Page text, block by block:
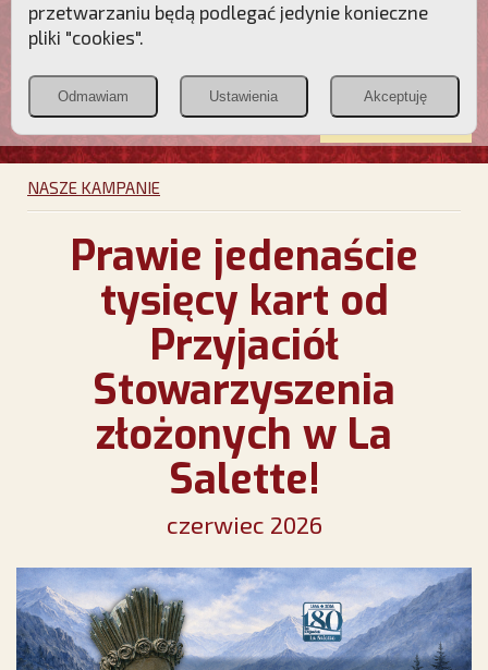
Polonia
Christiana
PCh24.pl
Przymierze
POZNAJ APOSTOLAT FATIMY WESPRZYJ
NAS
NASZE KAMPANIE
Prawie jedenaście
tysięcy kart od
Przyjaciół
Stowarzyszenia
złożonych w La
Salette!
czerwiec 2026
przetwarzaniu będą podlegać jedynie konieczne
pliki "cookies".
Odmawiam Ustawienia Akceptuję